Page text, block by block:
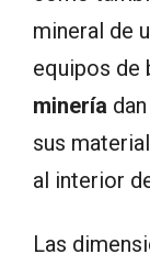
mineral de
equipos de
minería
sus
al interior
Las